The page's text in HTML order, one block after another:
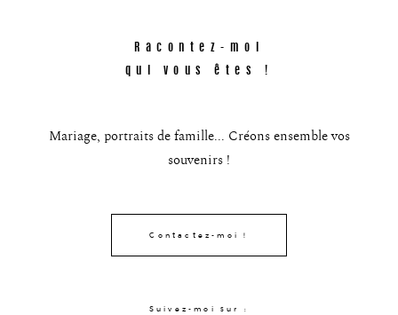
Contact
Racontez-moi
qui vous êtes !
Mariage, portraits de famille... Créons ensemble vos
souvenirs !
Contactez-moi !
Suivez-moi sur :